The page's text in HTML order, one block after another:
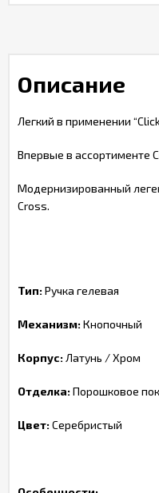
Описание
Легкий в применении
Впервые в ассортименте
Модернизированный
Cross.
Тип:Ручка гелевая
Механизм:Кнопочный
Корпус:Латунь / Хром
Отделка:Порошковое
Цвет:Серебристый